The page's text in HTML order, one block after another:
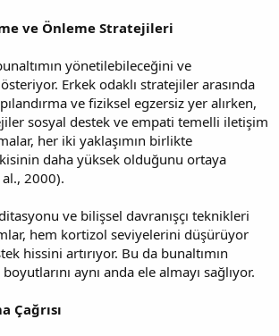
ve Önleme Stratejileri
yönetilebileceğini ve
Erkek odaklı stratejiler arasında
ve fiziksel egzersiz yer alırken,
sosyal destek ve empati temelli iletişim
her iki yaklaşımın birlikte
daha yüksek olduğunu ortaya
2000).
ve bilişsel davranışçı teknikleri
hem kortizol seviyelerini düşürüyor
hissini artırıyor. Bu da bunaltımın
aynı anda ele almayı sağlıyor.
Çağrısı